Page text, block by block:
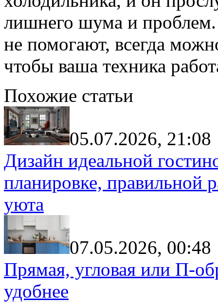
лишнего шума и
не помогают, всегда
чтобы ваша техника
Похожие статьи
05.07.2026, 21:08
Дизайн идеальной
планировке, правильной
уюта
07.05.2026, 00:48
Прямая, угловая или П-
удобнее